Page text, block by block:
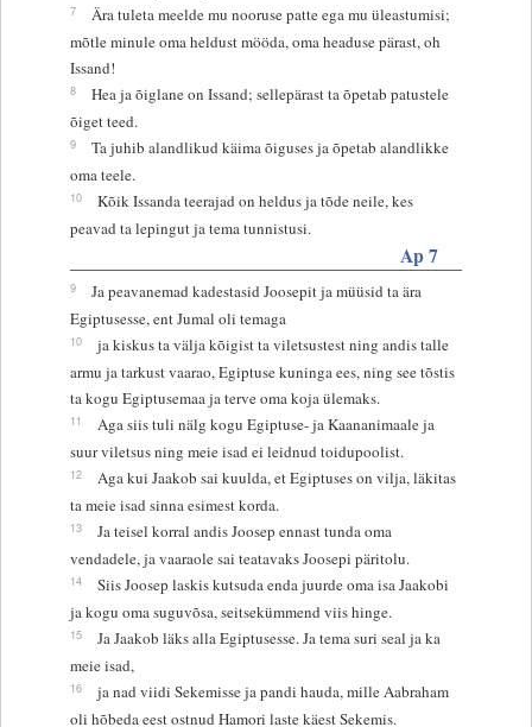
7
Ära tuleta meelde mu nooruse patte ega mu üleastumisi;
mõtle minule oma heldust mööda, oma headuse pärast, oh
Issand!
8
Hea ja õiglane on Issand; sellepärast ta õpetab patustele
õiget teed.
9
Ta juhib alandlikud käima õiguses ja õpetab alandlikke
oma teele.
10
Kõik Issanda teerajad on heldus ja tõde neile, kes
peavad ta lepingut ja tema tunnistusi.
Ap 7
9
Ja peavanemad kadestasid Joosepit ja müüsid ta ära
Egiptusesse, ent Jumal oli temaga
10
ja kiskus ta välja kõigist ta viletsustest ning andis talle
armu ja tarkust vaarao, Egiptuse kuninga ees, ning see tõstis
ta kogu Egiptusemaa ja terve oma koja ülemaks.
11
Aga siis tuli nälg kogu Egiptuse- ja Kaananimaale ja
suur viletsus ning meie isad ei leidnud toidupoolist.
12
Aga kui Jaakob sai kuulda, et Egiptuses on vilja, läkitas
ta meie isad sinna esimest korda.
13
Ja teisel korral andis Joosep ennast tunda oma
vendadele, ja vaaraole sai teatavaks Joosepi päritolu.
14
Siis Joosep laskis kutsuda enda juurde oma isa Jaakobi
ja kogu oma suguvõsa, seitsekümmend viis hinge.
15
Ja Jaakob läks alla Egiptusesse. Ja tema suri seal ja ka
meie isad,
16
ja nad viidi Sekemisse ja pandi hauda, mille Aabraham
oli hõbeda eest ostnud Hamori laste käest Sekemis.